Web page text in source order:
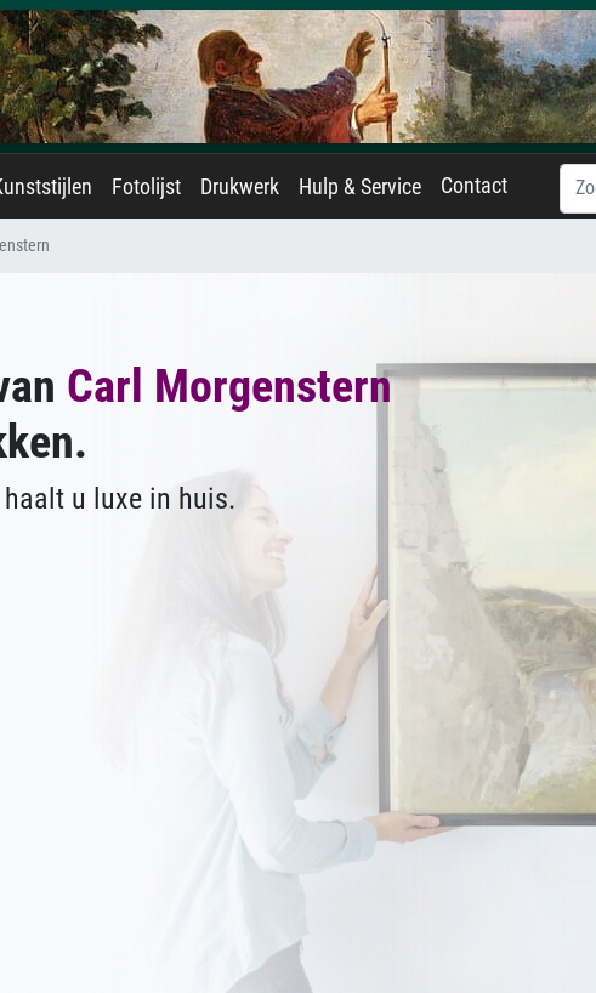
Fotolijst Drukwerk Hulp & Service Contact
Carl Morgenstern
u luxe in huis.